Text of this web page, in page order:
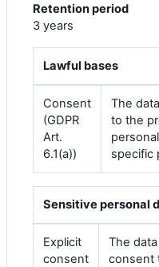
Retention period
3 years
Lawful bases
Consent
(GDPR
Art.
6.1(a))
The
to the
specific
Sensitive personal
Explicit
consent
The
consent